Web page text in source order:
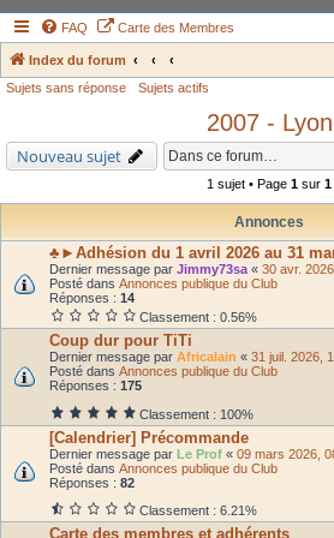
FAQ Carte des Membres
Index du forum
Sujets sans réponse Sujets actifs
2007 - Lyon
Nouveau sujet
1 sujet • Page 1 sur 1
Annonces
♣►Adhésion du 1 avril 2026 au 31
Dernier message par Jimmy73sa « 30 avr.
Posté dans Annonces publique du Club
Réponses : 14
Classement : 0.56%
Coup dur pour TiTi
Dernier message par Africalain « 31 juil. 2026,
Posté dans Annonces publique du Club
Réponses : 175
Classement : 100%
[Calendrier] Précommande
Dernier message par Le Prof « 09 mars 2026,
Posté dans Annonces publique du Club
Réponses : 82
Classement : 6.21%
Carte des membres et adhérents